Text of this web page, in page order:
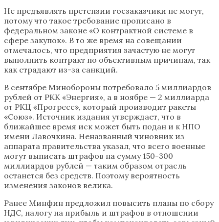
Не предъявлять претензии госзаказчики не могут,
потому что такое требование прописано в
федеральном законе «О контрактной системе в
сфере закупок». В то же время на совещании
отмечалось, что предприятия зачастую не могут
выполнить контракт по объективным причинам, так
как страдают из-за санкций.
В сентябре Минобороны потребовало 5 миллиардов
рублей от РКК «Энергия», а в ноябре — 2 миллиарда
от РКЦ «Прогресс», который производит ракеты
«Союз». Источник издания утверждает, что в
ближайшее время иск может быть подан и к НПО
имени Лавочкина. Неназванный чиновник из
аппарата правительства указал, что всего военные
могут выписать штрафов на сумму 150-300
миллиардов рублей — таким образом отрасль
останется без средств. Поэтому вероятность
изменения законов велика.
Ранее Минфин предложил повысить планы по сбору
НДС, налогу на прибыль и штрафов в отношении